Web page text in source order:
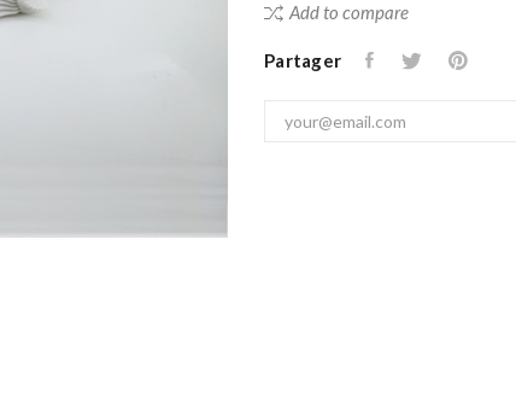
Add to compare
Partager